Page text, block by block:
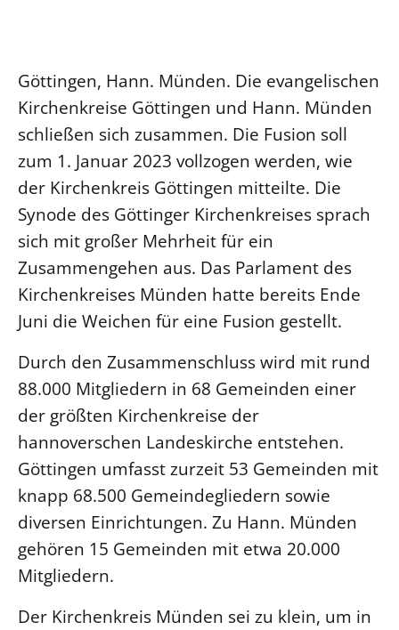
Göttingen, Hann. Münden. Die evangelischen
Kirchenkreise Göttingen und Hann. Münden
schließen sich zusammen. Die Fusion soll
zum 1. Januar 2023 vollzogen werden, wie
der Kirchenkreis Göttingen mitteilte. Die
Synode des Göttinger Kirchenkreises sprach
sich mit großer Mehrheit für ein
Zusammengehen aus. Das Parlament des
Kirchenkreises Münden hatte bereits Ende
Juni die Weichen für eine Fusion gestellt.
Durch den Zusammenschluss wird mit rund
88.000 Mitgliedern in 68 Gemeinden einer
der größten Kirchenkreise der
hannoverschen Landeskirche entstehen.
Göttingen umfasst zurzeit 53 Gemeinden mit
knapp 68.500 Gemeindegliedern sowie
diversen Einrichtungen. Zu Hann. Münden
gehören 15 Gemeinden mit etwa 20.000
Mitgliedern.
Der Kirchenkreis Münden sei zu klein, um in
LANDESKIRCHENAMT
Willkommen
Kollegium
Abteilungen des Landeskirchenamts
Rechnungsprüfungsamt
Fachstelle Sexualisierte Gewalt
Beschwerdestellen
Kirchenämter
Gleichstellung
Datenschutz
Geschäftsstelle Landessynode
LANDESSYNODE
27. Landessynode
Kontakt
Hintergrund
Ehrenamt
Beruf
Glaubensbekenntnis
Positionen
Ökumene
Religionen
KLIMASCHUTZ
Nachhaltigkeit
Erneuerbare Energien
Mobilität
Naturschutz
Gebäude
Kontakt
Barrierefreiheit
Presse
Freie Stellen
Service für Gemeinden
Suche